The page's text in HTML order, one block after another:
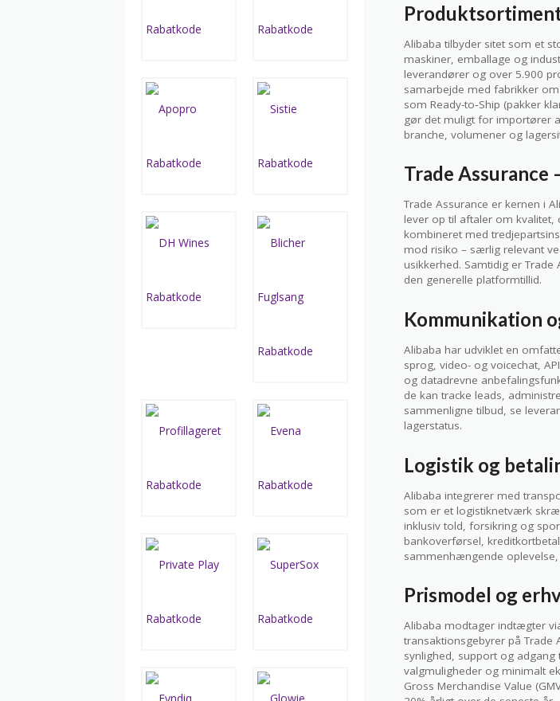
Alibaba tilbyder sitet som et
maskiner, emballage og
leverandører og over 5.900
samarbejde med fabrikker
som Ready-to‑Ship (pakker
gør det muligt for importører
branche, volumener og
Trade Assurance
Trade Assurance er kernen i
lever op til aftaler om kvalitet,
kombineret med
mod risiko – særlig relevant
usikkerhed. Samtidig er
den generelle platformtillid.
Kommunikation
Alibaba har udviklet en
sprog, video- og voicechat,
og datadrevne
de kan tracke leads,
sammenligne tilbud, se
lagerstatus.
Logistik og
Alibaba integrerer med
som er et logistiknetværk
inklusiv told, forsikring og
bankoverførsel,
sammenhængende
Prismodel og
Alibaba modtager indtægter
transaktionsgebyrer på Trade
synlighed, support og
valgmuligheder og minimalt
Gross Merchandise Value